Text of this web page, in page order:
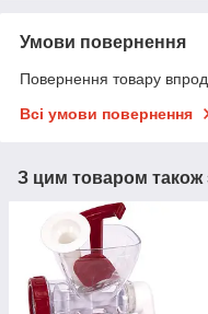
Умови повернення
Повернення товару
Всі умови повернення
З цим товаром